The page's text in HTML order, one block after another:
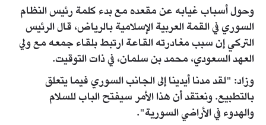
وحول أسباب غيابه عن مقعده مع بدء كلمة رئيس النظام
السوري في القمة العربية الإسلامية بالرياض، قال الرئيس
التركي إن سبب مغادرته القاعة ارتبط بلقاء جمعه مع ولي
العهد السعودي، محمد بن سلمان، في ذات التوقيت.
وزاد: "لقد مدنا أيدينا إلى الجانب السوري فيما يتعلق
بالتطبيع. ونعتقد أن هذا الأمر سيفتح الباب للسلام
والهدوء في الأراضي السورية".